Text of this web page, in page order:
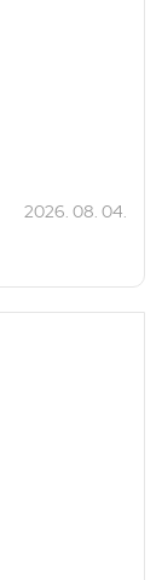
2026. 08. 04.